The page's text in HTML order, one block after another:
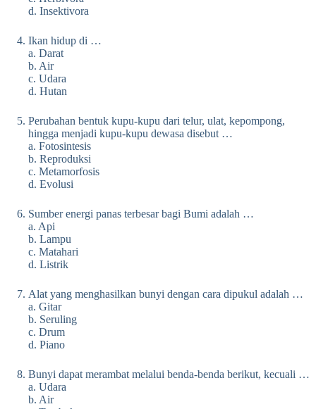
d. Insektivora
Ikan hidup di …
a. Darat
b. Air
c. Udara
d. Hutan
Perubahan bentuk kupu-kupu dari telur, ulat, kepompong,
hingga menjadi kupu-kupu dewasa disebut …
a. Fotosintesis
b. Reproduksi
c. Metamorfosis
d. Evolusi
Sumber energi panas terbesar bagi Bumi adalah …
a. Api
b. Lampu
c. Matahari
d. Listrik
Alat yang menghasilkan bunyi dengan cara dipukul adalah …
a. Gitar
b. Seruling
c. Drum
d. Piano
Bunyi dapat merambat melalui benda-benda berikut, kecuali …
a. Udara
b. Air